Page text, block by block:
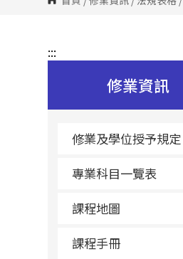
:::
修業資訊
修業及學位授予規定
專業科目一覽表
課程地圖
課程手冊